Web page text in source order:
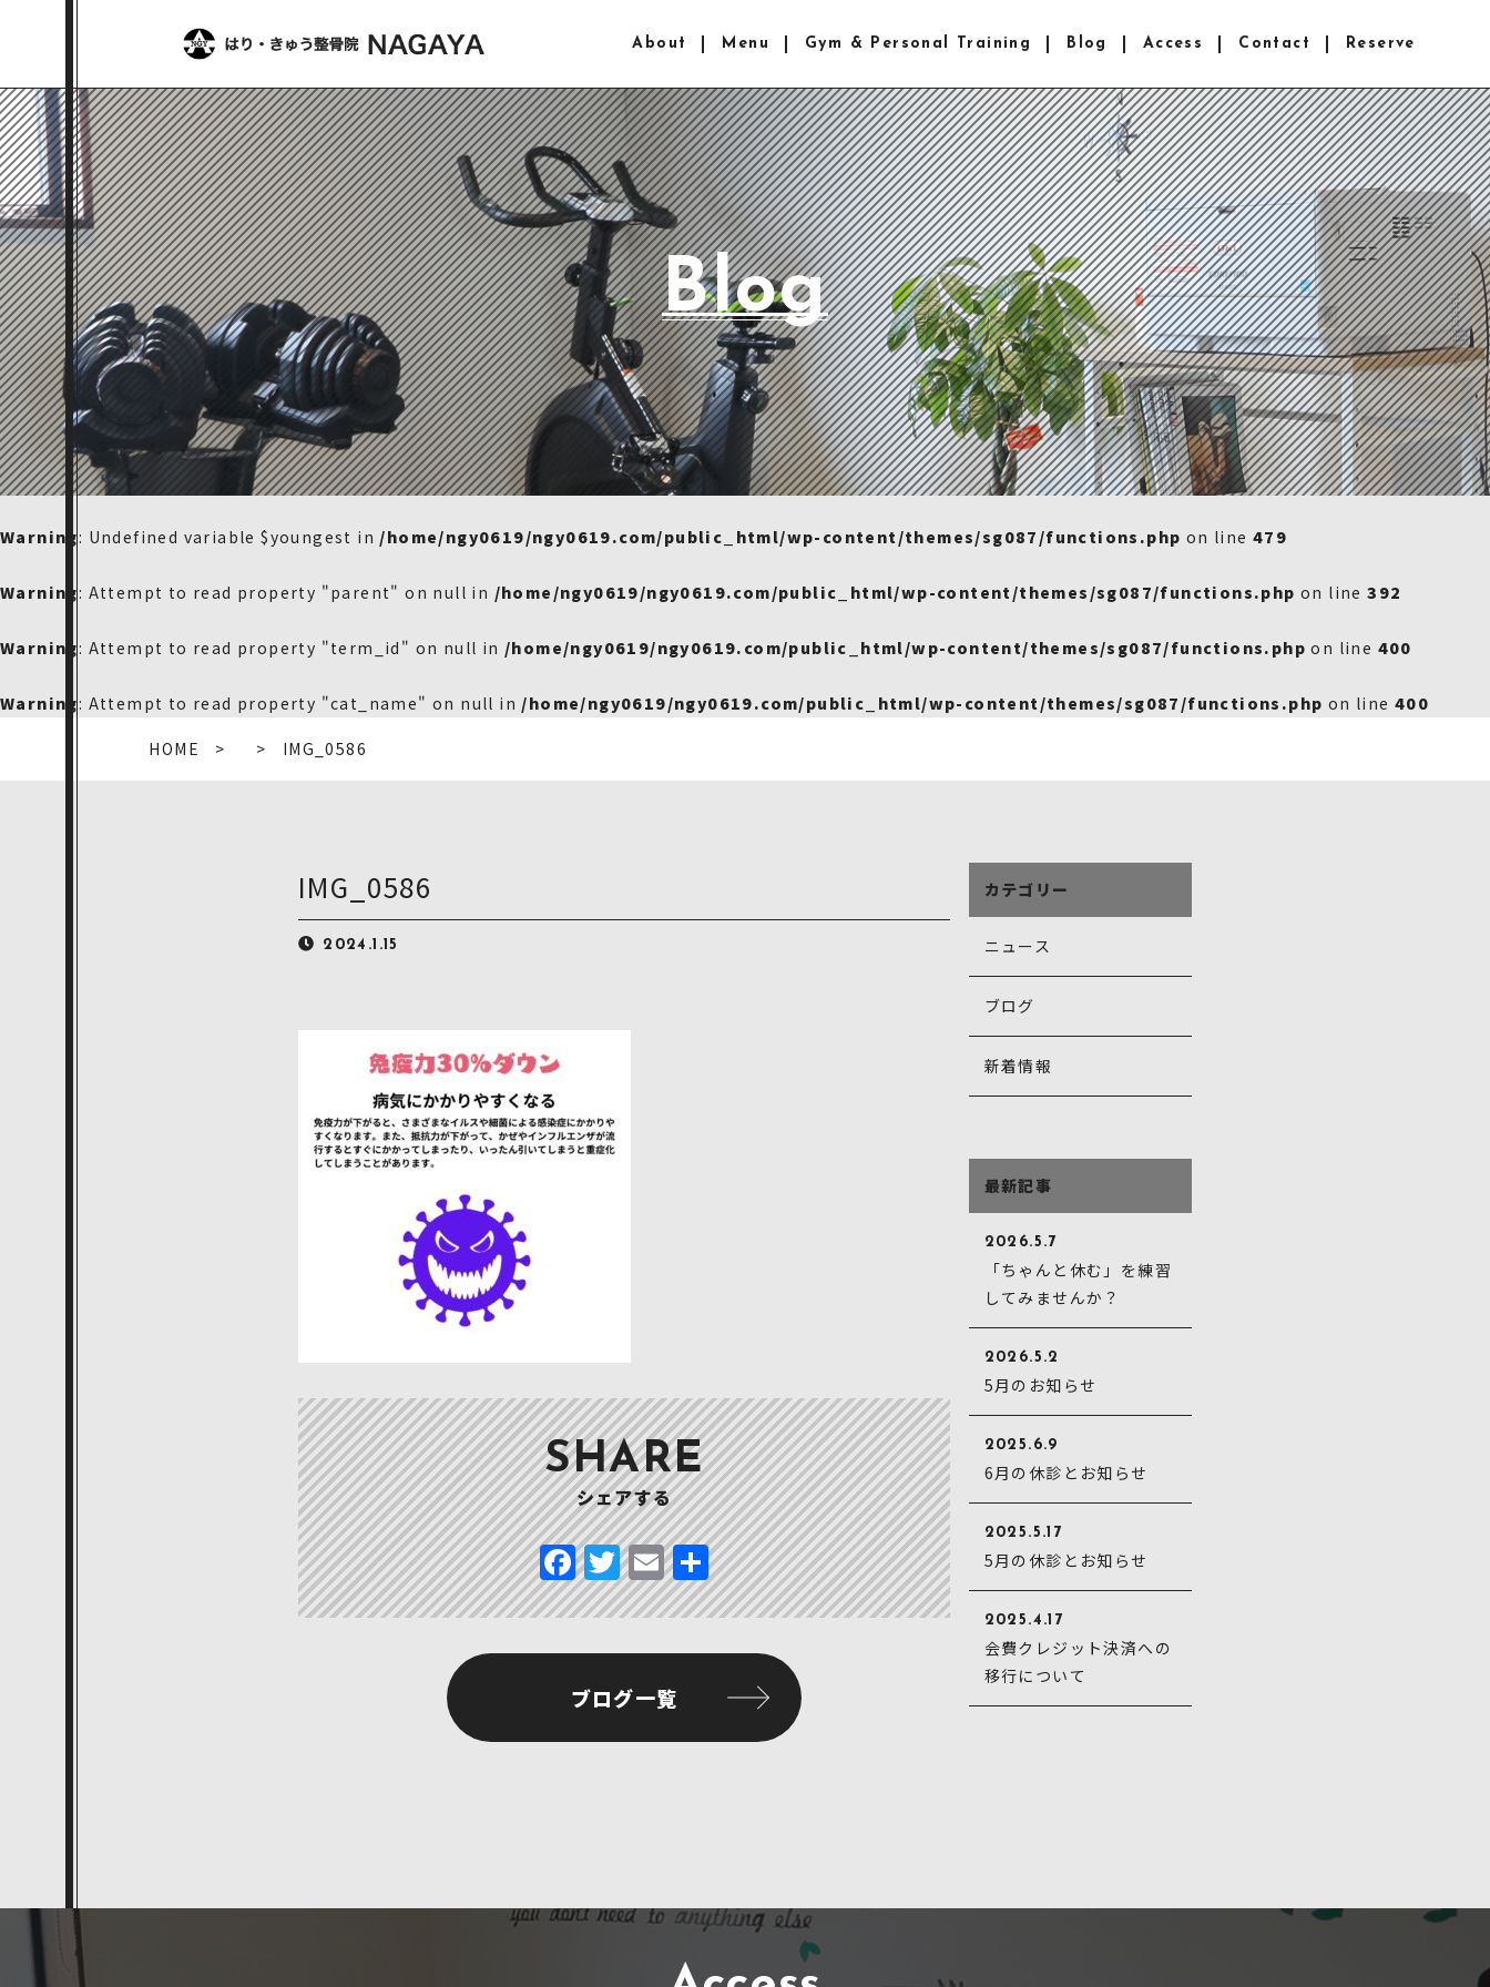
About Menu Gym & Personal Training Blog Access Contact Reserve
Blog
Warning: Undefined variable $youngest in /home/ngy0619/ngy0619.com/public_html/wp-content/themes/sg087/functions.php on line479
Warning: Attempt to read property "parent" on null in /home/ngy0619/ngy0619.com/public_html/wp-content/themes/sg087/functions.php on line392
Warning: Attempt to read property "term_id" on null in /home/ngy0619/ngy0619.com/public_html/wp-content/themes/sg087/functions.php on line 400
Warning: Attempt to read property "cat_name" on null in /home/ngy0619/ngy0619.com/public_html/wp-content/themes/sg087/functions.php on line400
HOME IMG_0586
IMG_0586
2024.1.15
SHARE
シェアする
F
a
c
e
b
o
T
w
it
te
r
E
m
ai
l
共
有
ブログ一覧
カテゴリー
ニュース
ブログ
新着情報
最新記事
2026.5.7
「ちゃんと休む」を練習
してみませんか？
2026.5.2
5月のお知らせ
2025.6.9
6月の休診とお知らせ
2025.5.17
5月の休診とお知らせ
2025.4.17
会費クレジット決済への
移行について